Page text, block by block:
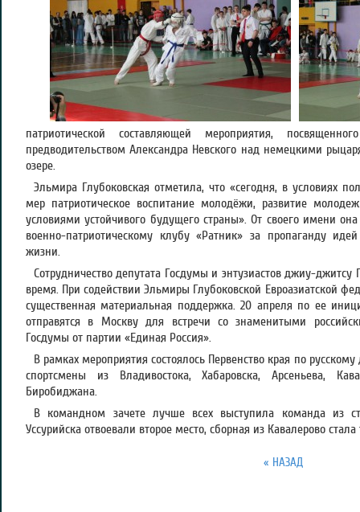
патриотической составляющей мероприятия,
предводительством Александра Невского над немецкими
озере.
Эльмира Глубоковская отметила, что «сегодня, в условиях
мер патриотическое воспитание молодёжи, развитие
условиями устойчивого будущего страны». От своего имени
военно-патриотическому клубу «Ратник» за пропаганду
жизни.
Сотрудничество депутата Госдумы и энтузиастов джиу-
время. При содействии Эльмиры Глубоковской Евроазиатской
существенная материальная поддержка. 20 апреля по ее
отправятся в Москву для встречи со знаменитыми
Госдумы от партии «Единая Россия».
В рамках мероприятия состоялось Первенство края по
спортсмены из Владивостока, Хабаровска, Арсеньева,
Биробиджана.
В командном зачете лучше всех выступила команда из
Уссурийска отвоевали второе место, сборная из Кавалерово стала
« НАЗАД